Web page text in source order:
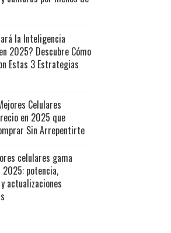
la Inteligencia
2025? Descubre Cómo
Estas 3 Estrategias
Celulares
en 2025 que
Sin Arrepentirte
celulares gama
potencia,
actualizaciones